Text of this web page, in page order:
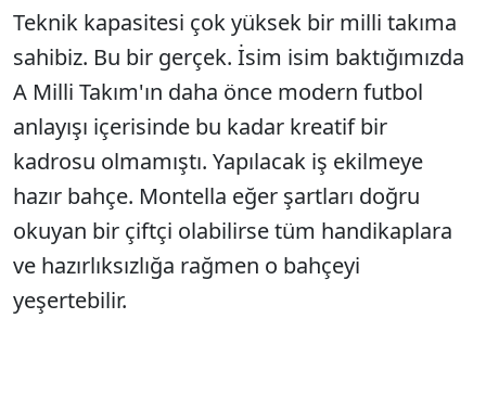
Teknik kapasitesi çok yüksek bir milli takıma
sahibiz. Bu bir gerçek. İsim isim baktığımızda
A Milli Takım'ın daha önce modern futbol
anlayışı içerisinde bu kadar kreatif bir
kadrosu olmamıştı. Yapılacak iş ekilmeye
hazır bahçe. Montella eğer şartları doğru
okuyan bir çiftçi olabilirse tüm handikaplara
ve hazırlıksızlığa rağmen o bahçeyi
yeşertebilir.